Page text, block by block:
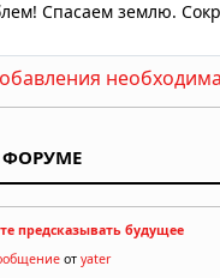
Землетрясение в
погибших
ищут выживших
29.07.2026 в 13:51
ФОРУМЕ
предсказывать будущее
от yater